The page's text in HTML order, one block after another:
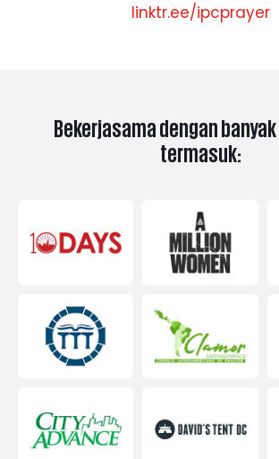
linktr.ee/ipcprayer
Bekerjasama dengan
termasuk: